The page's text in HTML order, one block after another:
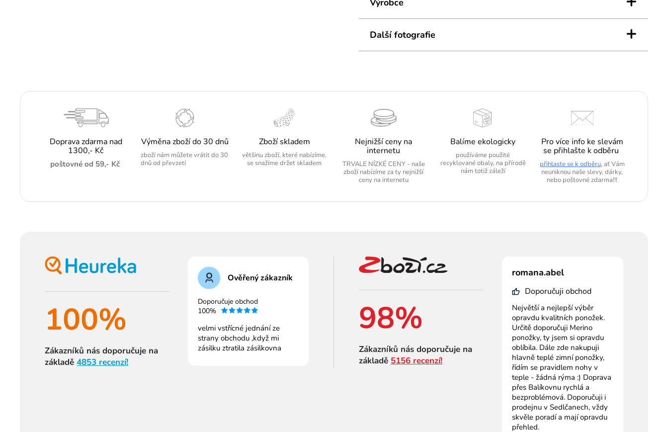
Výrobce
Další fotografie +
Doprava zdarma nad
1300,- Kč
poštovné od 59,- Kč
Výměna zboží do 30 dnů
zboží nám můžete vrátit do 30
dnů od převzetí
Zboží skladem
většinu zboží, které nabízíme,
se snažíme držet skladem
Nejnižší ceny na
internetu
TRVALE NÍZKÉ CENY - naše
zboží nabízíme za ty nejnižší
ceny na internetu
Balíme ekologicky
používáme použité
recyklované obaly, na přírodě
nám totiž záleží
Pro více info ke slevám
se přihlašte k odběru
přihlaste se k odběru, ať Vám
neuniknou naše slevy, dárky,
nebo poštovné zdarma!!!
100%
Zákazníků nás doporučuje na
základě4853 recenzí!
Ověřený zákazník
Doporučuje obchod
100%
velmi vstřícné jednání ze
strany obchodu ,když mi
zásilku ztratila zásilkovna
98%
Zákazníků nás doporučuje na
základě 5156 recenzí!
romana.abel
Doporučuji obchod
Největší a nejlepší výběr
opravdu kvalitních ponožek.
Určitě doporučuji Merino
ponožky, ty jsem si opravdu
oblíbila. Dále zde nakupuji
hlavně teplé zimní ponožky,
řídím se pravidlem nohy v
teple - žádná rýma :) Doprava
přes Balíkovnu rychlá a
bezproblémová. Doporučuji i
prodejnu v Sedlčanech, vždy
skvěle poradí a mají opravdu
přehled.